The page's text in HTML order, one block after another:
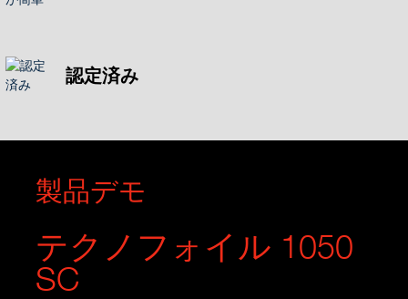
認定済み
製品デモ
テクノフォイル 1050
SC